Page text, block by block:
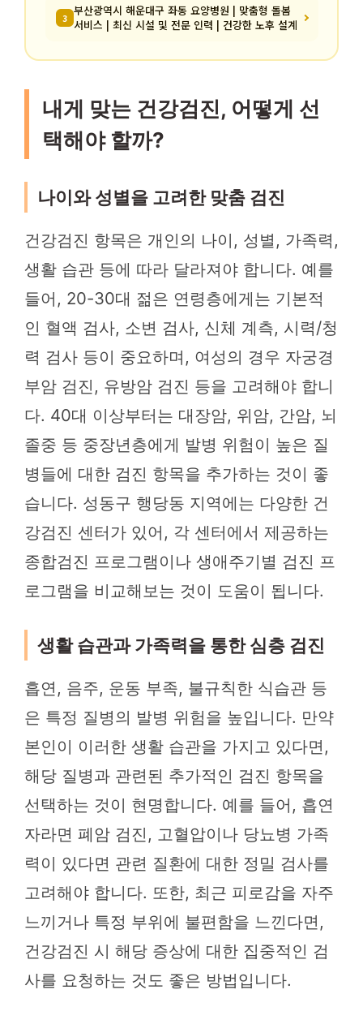
3 부산광역시 해운대구 좌동 요양병원 | 맞춤형 돌봄
서비스 | 최신 시설 및 전문 인력 | 건강한 노후 설계
내게 맞는 건강검진, 어떻게 선
택해야 할까?
나이와 성별을 고려한 맞춤 검진
건강검진 항목은 개인의 나이, 성별, 가족력,
생활 습관 등에 따라 달라져야 합니다. 예를
들어, 20-30대 젊은 연령층에게는 기본적
인 혈액 검사, 소변 검사, 신체 계측, 시력/청
력 검사 등이 중요하며, 여성의 경우 자궁경
부암 검진, 유방암 검진 등을 고려해야 합니
다. 40대 이상부터는 대장암, 위암, 간암, 뇌
졸중 등 중장년층에게 발병 위험이 높은 질
병들에 대한 검진 항목을 추가하는 것이 좋
습니다. 성동구 행당동 지역에는 다양한 건
강검진 센터가 있어, 각 센터에서 제공하는
종합검진 프로그램이나 생애주기별 검진 프
로그램을 비교해보는 것이 도움이 됩니다.
생활 습관과 가족력을 통한 심층 검진
흡연, 음주, 운동 부족, 불규칙한 식습관 등
은 특정 질병의 발병 위험을 높입니다. 만약
본인이 이러한 생활 습관을 가지고 있다면,
해당 질병과 관련된 추가적인 검진 항목을
선택하는 것이 현명합니다. 예를 들어, 흡연
자라면 폐암 검진, 고혈압이나 당뇨병 가족
력이 있다면 관련 질환에 대한 정밀 검사를
고려해야 합니다. 또한, 최근 피로감을 자주
느끼거나 특정 부위에 불편함을 느낀다면,
건강검진 시 해당 증상에 대한 집중적인 검
사를 요청하는 것도 좋은 방법입니다.